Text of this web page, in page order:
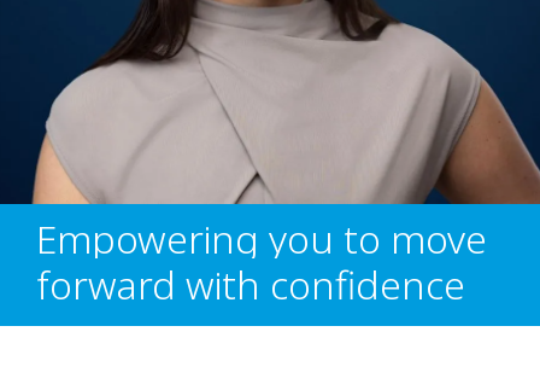
Empowering you to move
forward with confidence